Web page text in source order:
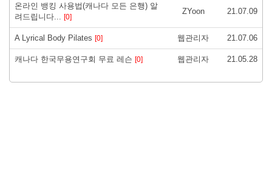
온라인 뱅킹 사용법(캐나다 모든 은행) 알
려드립니다...
[0]
ZYoon 21.07.09
A Lyrical Body Pilates [0] 웹관리자 21.07.06
캐나다 한국무용연구회 무료 레슨 [0] 웹관리자 21.05.28